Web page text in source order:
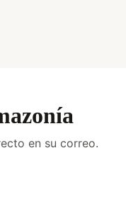
en su correo.